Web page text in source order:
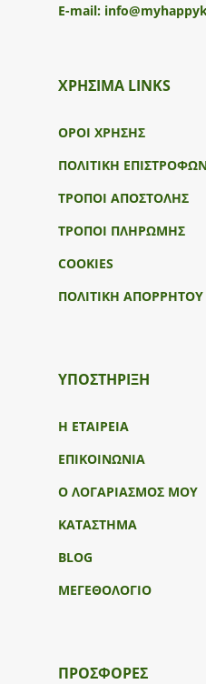
E-mail:
ΧΡΗΣΙΜΑ LINKS
ΟΡΟΙ ΧΡΗΣΗΣ
ΠΟΛΙΤΙΚΗ
ΤΡΟΠΟΙ ΑΠΟΣΤΟΛΗΣ
ΤΡΟΠΟΙ ΠΛΗΡΩΜΗΣ
COOKIES
ΠΟΛΙΤΙΚΗ ΑΠΟΡΡΗΤΟΥ
ΥΠΟΣΤΉΡΙΞΗ
Η ΕΤΑΙΡΕΙΑ
ΕΠΙΚΟΙΝΩΝΙΑ
Ο ΛΟΓΑΡΙΑΣΜΟΣ ΜΟΥ
ΚΑΤΑΣΤΗΜΑ
BLOG
ΜΕΓΕΘΟΛΟΓΙΟ
ΠΡΟΣΦΟΡΕΣ